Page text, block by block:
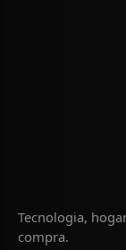
Tecnologia,
compra.